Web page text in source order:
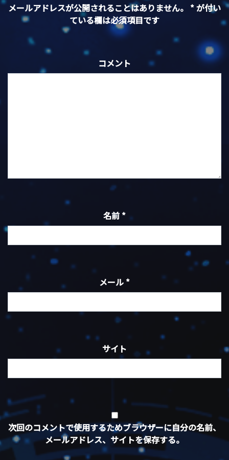
メールアドレスが公開されることはありません。 *が付い
ている欄は必須項目です
コメント
名前 *
メール *
サイト
次回のコメントで使用するためブラウザーに自分の名前、
メールアドレス、サイトを保存する。